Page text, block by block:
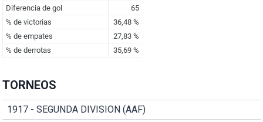
TORNEOS
1917 - SEGUNDA DIVISION (AAF)